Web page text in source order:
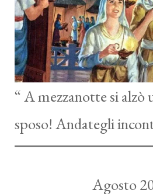
“ A mezzanotte si alzò
sposo! Andategli
Agosto